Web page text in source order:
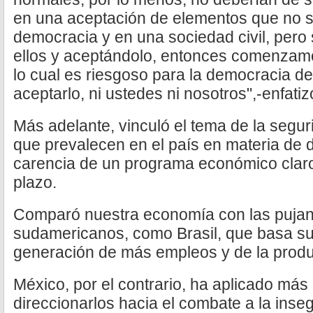
en una aceptación de elementos que no
democracia y en una sociedad civil,
ellos y aceptándolo, entonces
lo cual es riesgoso para la democracia
aceptarlo, ni ustedes ni nosotros",-
Más adelante, vinculó el tema de la
que prevalecen en el país en materia de
carencia de un programa económico
plazo.
Comparó nuestra economía con las
sudamericanos, como Brasil, que basa
generación de más empleos y de la
México, por el contrario, ha aplicado
direccionarlos hacia el combate a la